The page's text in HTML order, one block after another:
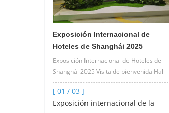
Exposición Internacional de
Hoteles de Shanghái 2025
Exposición Internacional de Hoteles de
Shanghái 2025 Visita de bienvenida Hall
2.2 C26 Máquina empacadora de bolsas
de té y café por goteo de alta vel
[ 01 / 03 ]
Exposición internacional de la